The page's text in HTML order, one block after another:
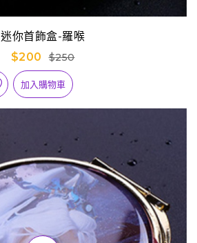
迷你首飾盒-羅喉
$200
$250
加入購物車